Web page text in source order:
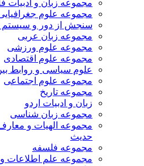
مجموعه زبان و ادبیات
مجموعه علوم
سنجش از دور و سیستم
مجموعه زبان عربی
مجموعه علوم ورزشی
مجموعه علوم اقتصادی
علوم سیاسی و روابط
مجموعه علوم اجتماعی
مجموعه تاریخ
زبان و ادبیات اردو
مجموعه زبان شناسی
مجموعه الهیات و
حدیث
مجموعه فلسفه
مجموعه علم اطلاعات